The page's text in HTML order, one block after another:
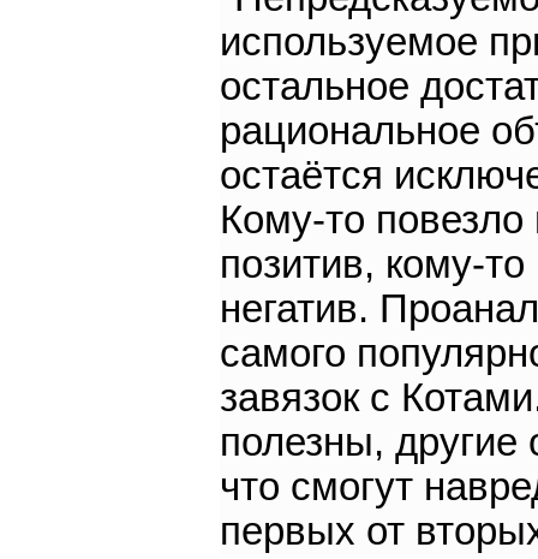
используемое
остальное
рациональное
остаётся
Кому-то
позитив, кому-
негатив.
самого
завязок с
полезны, другие
что смогут
первых от